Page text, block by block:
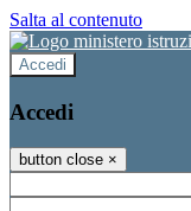
Salta al contenuto
Accedi
Accedi
button close ×